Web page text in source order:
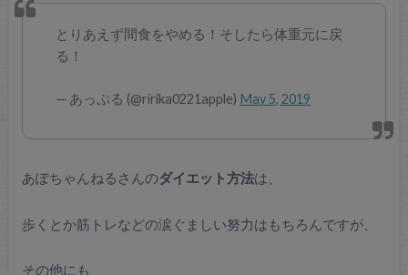
とりあえず間食をやめる！そしたら体重元に戻
る！
— あっぷる (@ririka0221apple) May 5, 2019
あぽちゃんねるさんのダイエット方法は、
歩くとか筋トレなどの涙ぐましい努力はもちろんですが、
その他にも